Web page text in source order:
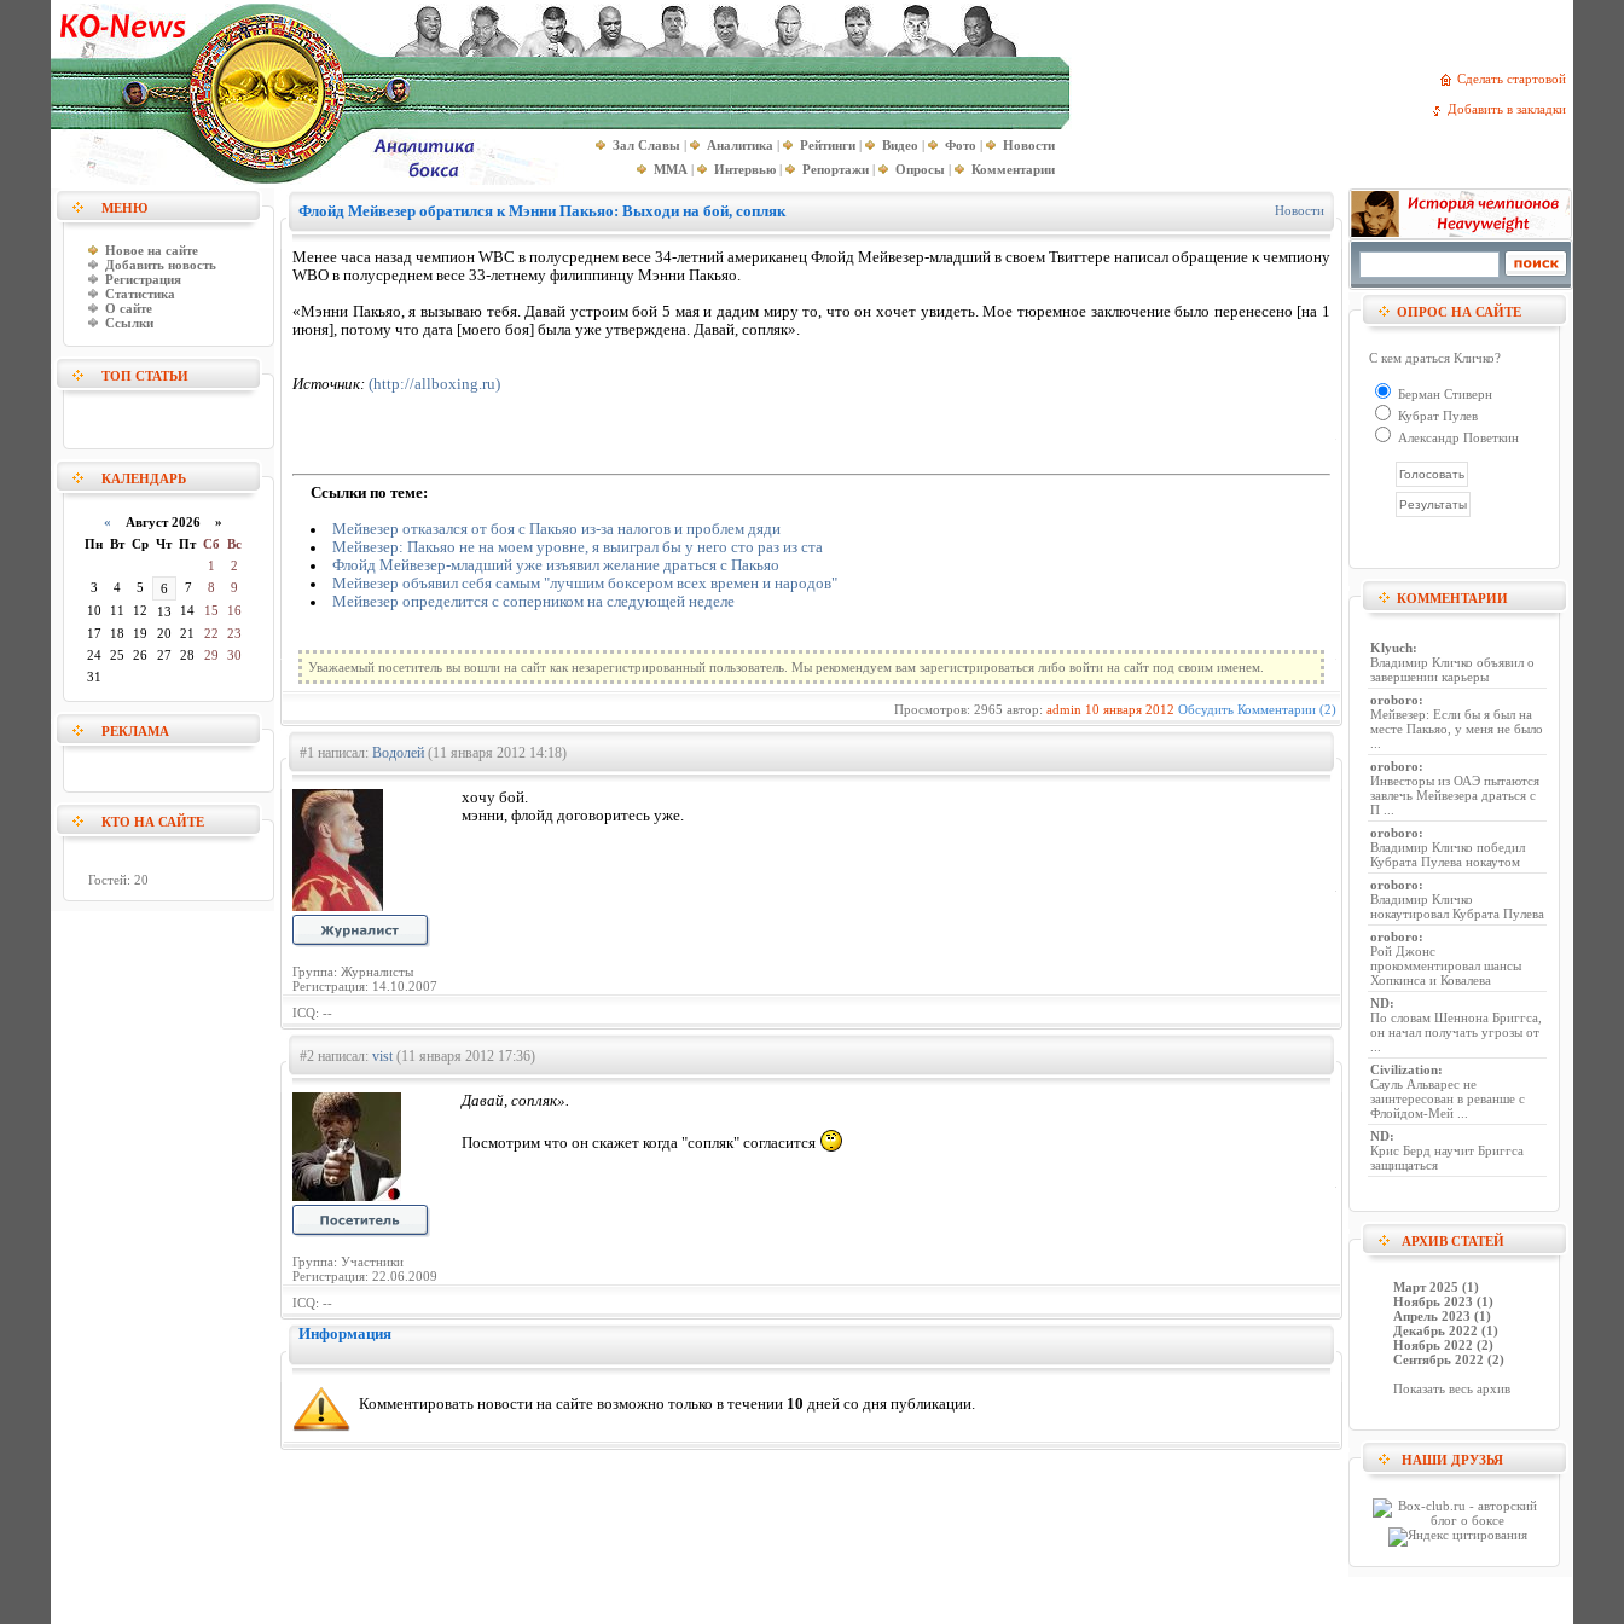
Сделать стартовой
Добавить в закладки
Зал Славы | Аналитика | Рейтинги | Видео | Фото |
Новости
MMA | Интервью | Репортажи | Опросы | Комментарии
МЕНЮ
Новое на сайте
Добавить новость
Регистрация
Статистика
О сайте
Ссылки
ТОП СТАТЬИ
КАЛЕНДАРЬ
« Август 2026 »
Пн Вт Ср Чт Пт Сб Вс
1
2
3
4 5 6 7 8
9
10
11 12 13 14 15
16
17
18 19 20 21 22
23
24
25 26 27 28 29
30
31
РЕКЛАМА
КТО НА САЙТЕ
Гостей: 20
Флойд Мейвезер обратился к Мэнни Пакьяо: Выходи на бой, сопляк Новости
Менее часа назад чемпион WBC в полусреднем весе 34-летний американец Флойд Мейвезер-младший в своем Твиттере написал обращение к чемпиону
WBO в полусреднем весе 33-летнему филиппинцу Мэнни Пакьяо.
«Мэнни Пакьяо, я вызываю тебя. Давай устроим бой 5 мая и дадим миру то, что он хочет увидеть. Мое тюремное заключение было перенесено [на 1
июня], потому что дата [моего боя] была уже утверждена. Давай, сопляк».
Источник: (http://allboxing.ru)
Ссылки по теме:
Мейвезер отказался от боя с Пакьяо из-за налогов и проблем дяди
Мейвезер: Пакьяо не на моем уровне, я выиграл бы у него сто раз из ста
Флойд Мейвезер-младший уже изъявил желание драться с Пакьяо
Мейвезер объявил себя самым "лучшим боксером всех времен и народов"
Мейвезер определится с соперником на следующей неделе
Уважаемый посетитель вы вошли на сайт как незарегистрированный пользователь. Мы рекомендуем вам зарегистрироваться либо войти на сайт под своим именем.
Просмотров: 2965 автор: admin 10 января 2012 Обсудить Комментарии (2)
#1 написал: Водолей (11 января 2012 14:18)
Группа: Журналисты
Регистрация: 14.10.2007
хочу бой.
мэнни, флойд договоритесь уже.
ICQ: --
#2 написал: vist(11 января 2012 17:36)
Группа: Участники
Регистрация: 22.06.2009
Давай, сопляк».
Посмотрим что он скажет когда "сопляк" согласится
ICQ: --
Информация
Комментировать новости на сайте возможно только в течении 10 дней со дня публикации.
ОПРОС НА САЙТЕ
С кем драться Кличко?
Берман Стиверн
Кубрат Пулев
Александр Поветкин
КОММЕНТАРИИ
Klyuch:
Владимир Кличко объявил о
завершении карьеры
oroboro:
Мейвезер: Если бы я был на
месте Пакьяо, у меня не было
oroboro:
Инвесторы из ОАЭ пытаются
завлечь Мейвезера драться с
П ...
oroboro:
Владимир Кличко победил
Кубрата Пулева нокаутом
oroboro:
Владимир Кличко
нокаутировал Кубрата Пулева
oroboro:
Рой Джонс
прокомментировал шансы
Хопкинса и Ковалева
ND:
По словам Шеннона Бриггса,
он начал получать угрозы от
Civilization:
Сауль Альварес не
заинтересован в реванше с
Флойдом-Мей ...
ND:
Крис Берд научит Бриггса
защищаться
АРХИВ СТАТЕЙ
Март 2025 (1)
Ноябрь 2023 (1)
Апрель 2023 (1)
Декабрь 2022 (1)
Ноябрь 2022 (2)
Сентябрь 2022 (2)
Показать весь архив
НАШИ ДРУЗЬЯ